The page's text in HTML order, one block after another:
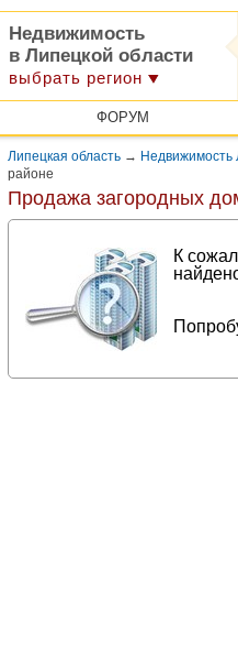
Недвижимость
в Липецкой области
выбрать регион
ФОРУМ
Липецкая область → Недвижимость
районе
Продажа загородных
К